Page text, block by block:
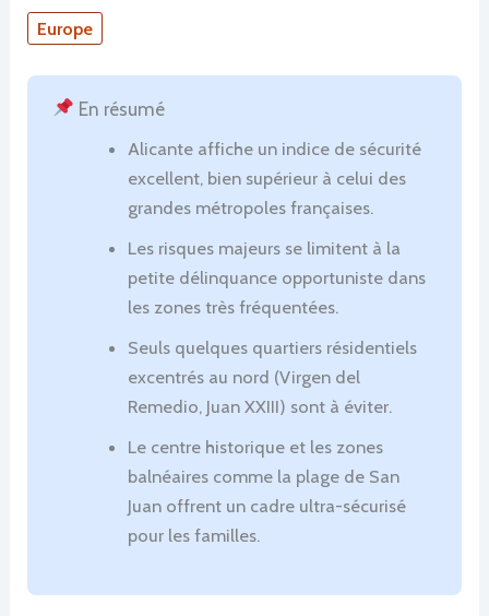
Europe
En résumé
Alicante affiche un indice de sécurité
excellent, bien supérieur à celui des
grandes métropoles françaises.
Les risques majeurs se limitent à la
petite délinquance opportuniste dans
les zones très fréquentées.
Seuls quelques quartiers résidentiels
excentrés au nord (Virgen del
Remedio, Juan XXIII) sont à éviter.
Le centre historique et les zones
balnéaires comme la plage de San
Juan offrent un cadre ultra-sécurisé
pour les familles.